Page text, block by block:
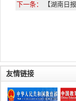
下一条：
【湖南日
友情链接